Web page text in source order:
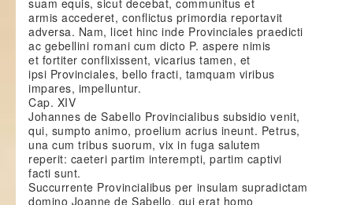
suam equis, sicut decebat, communitus et
armis accederet, conflictus primordia reportavit
adversa. Nam, licet hinc inde Provinciales praedicti
ac gebellini romani cum dicto P. aspere nimis
et fortiter conflixissent, vicarius tamen, et
ipsi Provinciales, bello fracti, tamquam viribus
impares, impelluntur.
Cap. XIV
Johannes de Sabello Provincialibus subsidio venit,
qui, sumpto animo, proelium acrius ineunt. Petrus,
una cum tribus suorum, vix in fuga salutem
reperit: caeteri partim interempti, partim captivi
facti sunt.
Succurrente Provincialibus per insulam supradictam
domino Joanne de Sabello, qui erat homo